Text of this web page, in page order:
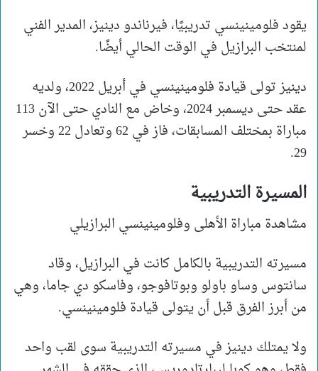
يقود فلومينينسي تدريبيًا، فيرناندو دينيز، المدير الفني
لمنتخب البرازيل في الوقت الحالي أيضًا.
دينيز تولى قيادة فلومينينسي في أبريل 2022، ولديه
عقد حتى ديسمبر 2024، وخاض مع النادي حتى الآن 113
مباراة بمختلف المسابقات، فاز في 62 وتعادل 22 وخسر
29.
المسيرة التدريبية
مشاهدة مباراة الأهلى وفلومينينسي البرازيلي
مسيرته التدريبية بالكامل كانت في البرازيل، وقاد
سانتوس وساو باولو وبوتافوجو، وفاسكو دي جاما، وهي
من أبرز الفرق قبل أن يتولى قيادة فلومينينسي.
ولا يمتلك دينيز في مسيرته التدريبية سوى لقب واحد